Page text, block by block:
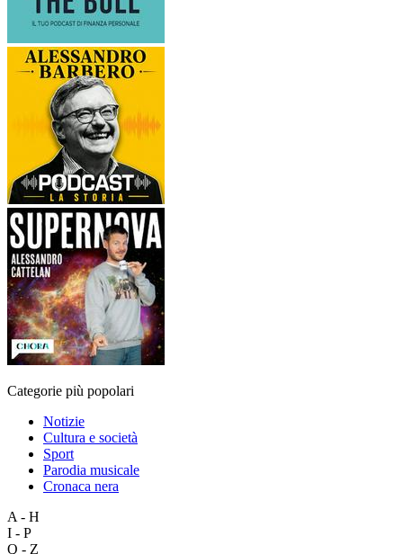
Categorie più popolari
Notizie
Cultura e società
Sport
Parodia musicale
Cronaca nera
A - H
I - P
Q - Z